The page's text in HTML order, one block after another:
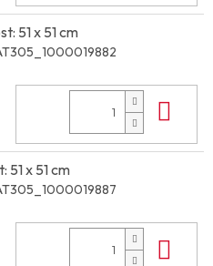
51 x 51 cm
51 x 51 cm